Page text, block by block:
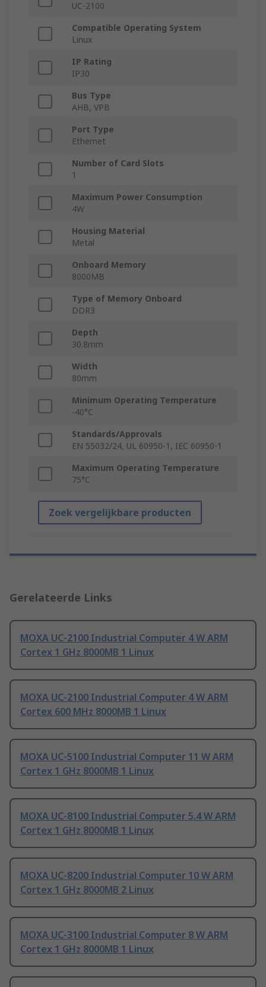
UC-2100
Compatible Operating System
Linux
IP Rating
IP30
Bus Type
AHB, VPB
Port Type
Ethernet
Number of Card Slots
1
Maximum Power Consumption
4W
Housing Material
Metal
Onboard Memory
8000MB
Type of Memory Onboard
DDR3
Depth
30.8mm
Width
80mm
Minimum Operating Temperature
-40°C
Standards/Approvals
EN 55032/24, UL 60950-1, IEC 60950-1
Maximum Operating Temperature
75°C
Zoek vergelijkbare producten
Gerelateerde Links
MOXA UC-2100 Industrial Computer 4 W ARM
Cortex 1 GHz 8000MB 1 Linux
MOXA UC-2100 Industrial Computer 4 W ARM
Cortex 600 MHz 8000MB 1 Linux
MOXA UC-5100 Industrial Computer 11 W ARM
Cortex 1 GHz 8000MB 1 Linux
MOXA UC-8100 Industrial Computer 5.4 W ARM
Cortex 1 GHz 8000MB 1 Linux
MOXA UC-8200 Industrial Computer 10 W ARM
Cortex 1 GHz 8000MB 2 Linux
MOXA UC-3100 Industrial Computer 8 W ARM
Cortex 1 GHz 8000MB 1 Linux